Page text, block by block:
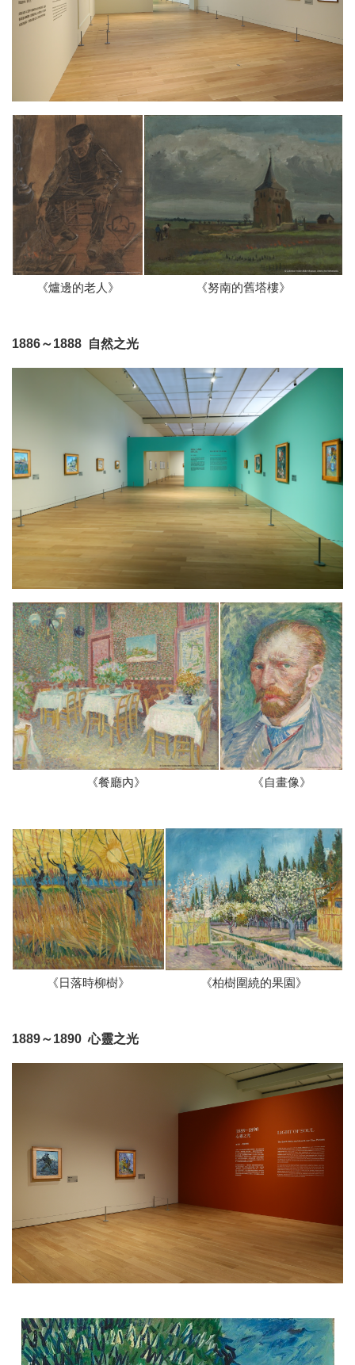
《爐邊的老人》 《努南的舊塔樓》
1886～1888 自然之光
《餐廳內》 《自畫像》
《日落時柳樹》 《柏樹圍繞的果園》
1889～1890 心靈之光